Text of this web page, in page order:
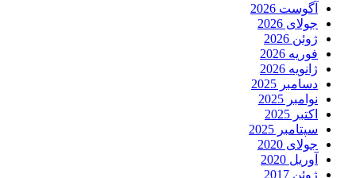
آگوست 2026
جولای 2026
ژوئن 2026
فوریه 2026
ژانویه 2026
دسامبر 2025
نوامبر 2025
اکتبر 2025
سپتامبر 2025
جولای 2020
آوریل 2020
ژوئن 2017